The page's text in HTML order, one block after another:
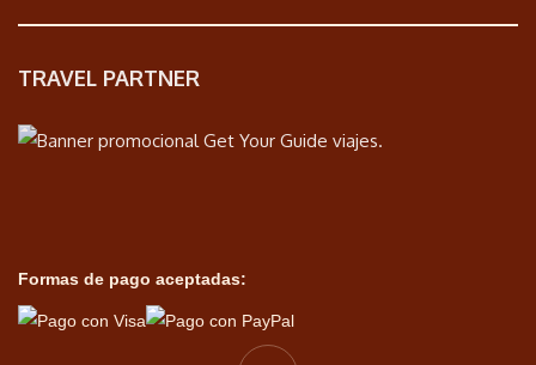
TRAVEL PARTNER
Formas de pago aceptadas: